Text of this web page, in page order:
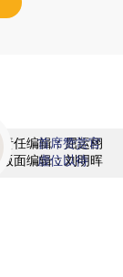
责任编辑：屈运栩
版面编辑：刘明晖
首席赞赏官
虚位以待